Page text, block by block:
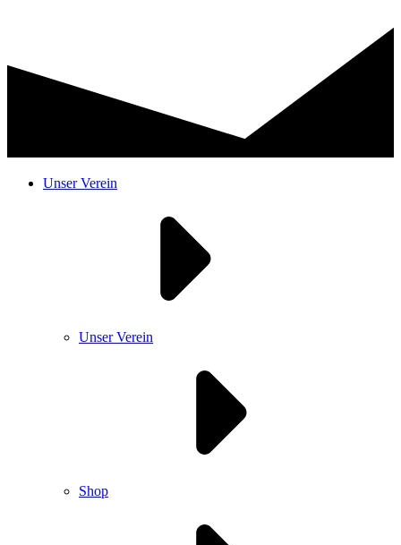
Unser Verein
Unser Verein
Shop